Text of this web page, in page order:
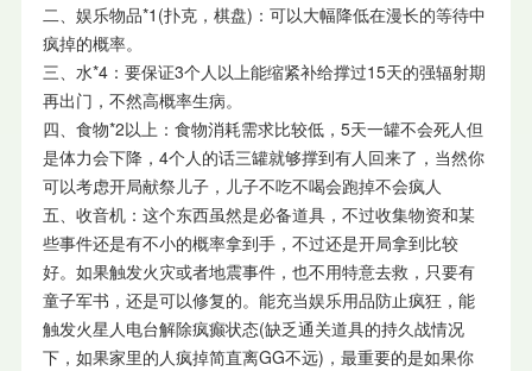
二、娱乐物品*1(扑克，棋盘)：可以大幅降低在漫长的等待中
疯掉的概率。
三、水*4：要保证3个人以上能缩紧补给撑过15天的强辐射期
再出门，不然高概率生病。
四、食物*2以上：食物消耗需求比较低，5天一罐不会死人但
是体力会下降，4个人的话三罐就够撑到有人回来了，当然你
可以考虑开局献祭儿子，儿子不吃不喝会跑掉不会疯人
五、收音机：这个东西虽然是必备道具，不过收集物资和某
些事件还是有不小的概率拿到手，不过还是开局拿到比较
好。如果触发火灾或者地震事件，也不用特意去救，只要有
童子军书，还是可以修复的。能充当娱乐用品防止疯狂，能
触发火星人电台解除疯癫状态(缺乏通关道具的持久战情况
下，如果家里的人疯掉简直离GG不远)，最重要的是如果你